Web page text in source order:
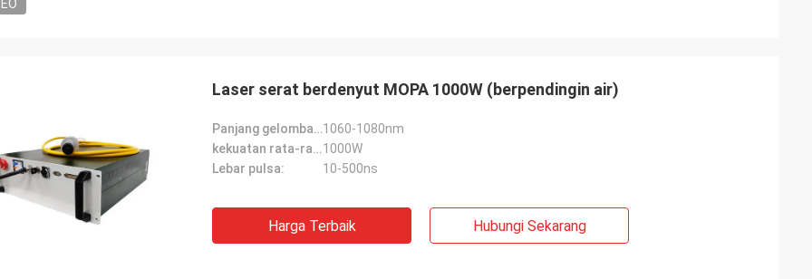
Laser serat berdenyut MOPA 1000W (berpendingin air)
Panjang gelombang pusat:1060-1080nm
kekuatan rata-rata:1000W
Lebar pulsa:
10-500ns
Harga Terbaik Hubungi Sekarang